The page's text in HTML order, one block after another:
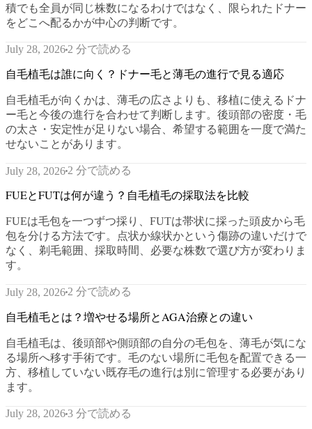
積でも全員が同じ株数になるわけではなく、限られたドナー
をどこへ配るかが中心の判断です。
July 28, 2026 2 分で読める
自毛植毛は誰に向く？ドナー毛と薄毛の進行で見る適応
自毛植毛が向くかは、薄毛の広さよりも、移植に使えるドナ
ー毛と今後の進行を合わせて判断します。後頭部の密度・毛
の太さ・安定性が足りない場合、希望する範囲を一度で満た
せないことがあります。
July 28, 2026 2 分で読める
FUEとFUTは何が違う？自毛植毛の採取法を比較
FUEは毛包を一つずつ採り、FUTは帯状に採った頭皮から毛
包を分ける方法です。点状か線状かという傷跡の違いだけで
なく、剃毛範囲、採取時間、必要な株数で選び方が変わりま
す。
July 28, 2026 2 分で読める
自毛植毛とは？増やせる場所とAGA治療との違い
自毛植毛は、後頭部や側頭部の自分の毛包を、薄毛が気にな
る場所へ移す手術です。毛のない場所に毛包を配置できる一
方、移植していない既存毛の進行は別に管理する必要があり
ます。
July 28, 20263 分で読める